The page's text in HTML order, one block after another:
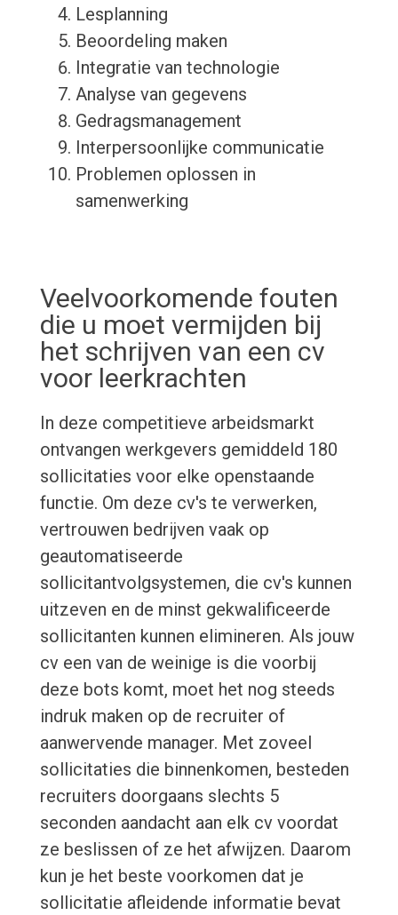
Lesplanning
Beoordeling maken
Integratie van technologie
Analyse van gegevens
Gedragsmanagement
Interpersoonlijke communicatie
Problemen oplossen in
samenwerking
Veelvoorkomende fouten
die u moet vermijden bij
het schrijven van een cv
voor leerkrachten
In deze competitieve arbeidsmarkt
ontvangen werkgevers gemiddeld 180
sollicitaties voor elke openstaande
functie. Om deze cv's te verwerken,
vertrouwen bedrijven vaak op
geautomatiseerde
sollicitantvolgsystemen, die cv's kunnen
uitzeven en de minst gekwalificeerde
sollicitanten kunnen elimineren. Als jouw
cv een van de weinige is die voorbij
deze bots komt, moet het nog steeds
indruk maken op de recruiter of
aanwervende manager. Met zoveel
sollicitaties die binnenkomen, besteden
recruiters doorgaans slechts 5
seconden aandacht aan elk cv voordat
ze beslissen of ze het afwijzen. Daarom
kun je het beste voorkomen dat je
sollicitatie afleidende informatie bevat